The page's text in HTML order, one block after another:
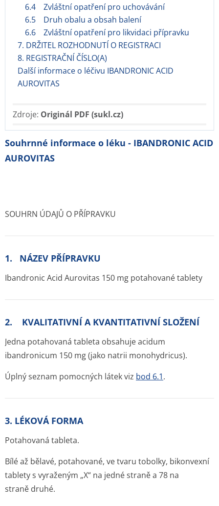
6.4 Zvláštní opatření pro uchovávání
6.5 Druh obalu a obsah balení
6.6 Zvláštní opatření pro likvidaci přípravku
7. DRŽITEL ROZHODNUTÍ O REGISTRACI
8. REGISTRAČNÍ ČÍSLO(A)
Další informace o léčivu IBANDRONIC ACID
AUROVITAS
Zdroje: Originál PDF (sukl.cz)
Souhrnné informace o léku - IBANDRONIC ACID
AUROVITAS
SOUHRN ÚDAJŮ O PŘÍPRAVKU
1. NÁZEV PŘÍPRAVKU
Ibandronic Acid Aurovitas 150 mg potahované tablety
2. KVALITATIVNÍ A KVANTITATIVNÍ SLOŽENÍ
Jedna potahovaná tableta obsahuje acidum
ibandronicum 150 mg (jako natrii monohydricus).
Úplný seznam pomocných látek viz bod 6.1.
3. LÉKOVÁ FORMA
Potahovaná tableta.
Bílé až bělavé, potahované, ve tvaru tobolky, bikonvexní
tablety s vyraženým „X“ na jedné straně a 78 na
straně druhé.